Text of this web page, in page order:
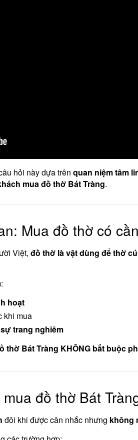
hỏi này dựa trên quan niệm tâm
mua đồ thờ Bát Tràng.
Mua đồ thờ có
Việt, đồ thờ là vật dùng để thờ
hoạt
khi mua
trang nghiêm
Bát Tràng KHÔNG bắt buộc
đồ thờ Bát
đôi khi được cân nhắc nhưng không